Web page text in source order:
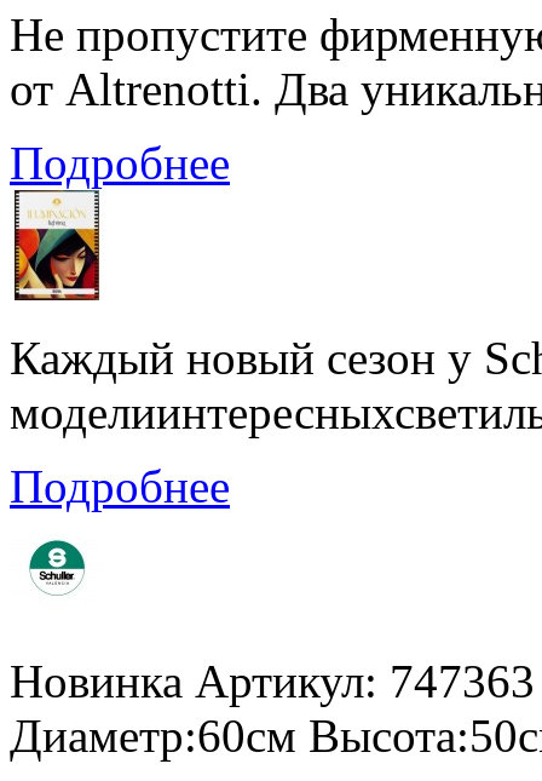
Не пропустите
от Altrenotti.‎ Два
Подробнее
Каждый новый сезон у
Подробнее
Новинка Артикул:
Диаметр:60см